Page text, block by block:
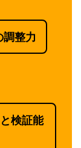
調整力
検証能